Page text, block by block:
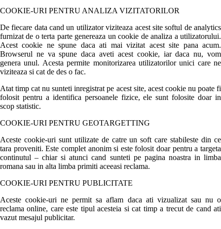
COOKIE-URI PENTRU ANALIZA VIZITATORILOR
De fiecare data cand un utilizator viziteaza acest site softul de analytics
furnizat de o terta parte genereaza un cookie de analiza a utilizatorului.
Acest cookie ne spune daca ati mai vizitat acest site pana acum.
Browserul ne va spune daca aveti acest cookie, iar daca nu, vom
genera unul. Acesta permite monitorizarea utilizatorilor unici care ne
viziteaza si cat de des o fac.
Atat timp cat nu sunteti inregistrat pe acest site, acest cookie nu poate fi
folosit pentru a identifica persoanele fizice, ele sunt folosite doar in
scop statistic.
COOKIE-URI PENTRU GEOTARGETTING
Aceste cookie-uri sunt utilizate de catre un soft care stabileste din ce
tara proveniti. Este complet anonim si este folosit doar pentru a targeta
continutul – chiar si atunci cand sunteti pe pagina noastra in limba
romana sau in alta limba primiti aceeasi reclama.
COOKIE-URI PENTRU PUBLICITATE
Aceste cookie-uri ne permit sa aflam daca ati vizualizat sau nu o
reclama online, care este tipul acesteia si cat timp a trecut de cand ati
vazut mesajul publicitar.